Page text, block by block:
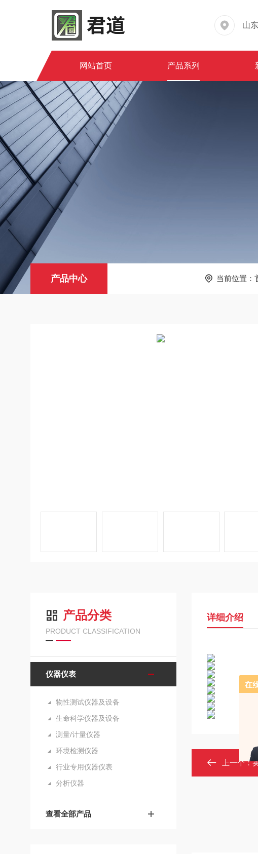
网站首页 产品系列
产品中心 当前位置：
产品分类
PRODUCT CLASSIFICATION
仪器仪表
物性测试仪器及设备
生命科学仪器及设备
测量/计量仪器
环境检测仪器
行业专用仪器仪表
分析仪器
查看全部产品
详细介绍
上一个：